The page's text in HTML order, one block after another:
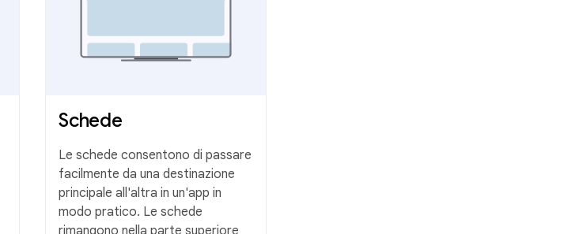
Schede
Le schede consentono di passare
facilmente da una destinazione
principale all'altra in un'app in
modo pratico. Le schede
rimangono nella parte superiore